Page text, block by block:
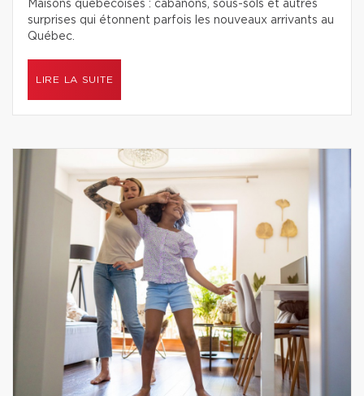
Maisons québécoises : cabanons, sous-sols et autres
surprises qui étonnent parfois les nouveaux arrivants au
Québec.
LIRE LA SUITE